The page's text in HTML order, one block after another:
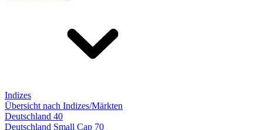
Indizes
Übersicht nach Indizes/Märkten
Deutschland 40
Deutschland Small Cap 70